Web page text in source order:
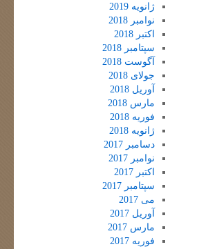
ژانویه 2019
نوامبر 2018
اکتبر 2018
سپتامبر 2018
آگوست 2018
جولای 2018
آوریل 2018
مارس 2018
فوریه 2018
ژانویه 2018
دسامبر 2017
نوامبر 2017
اکتبر 2017
سپتامبر 2017
می 2017
آوریل 2017
مارس 2017
فوریه 2017